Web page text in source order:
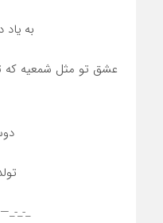
به
عشق تو مثل شمعیه که
_-_